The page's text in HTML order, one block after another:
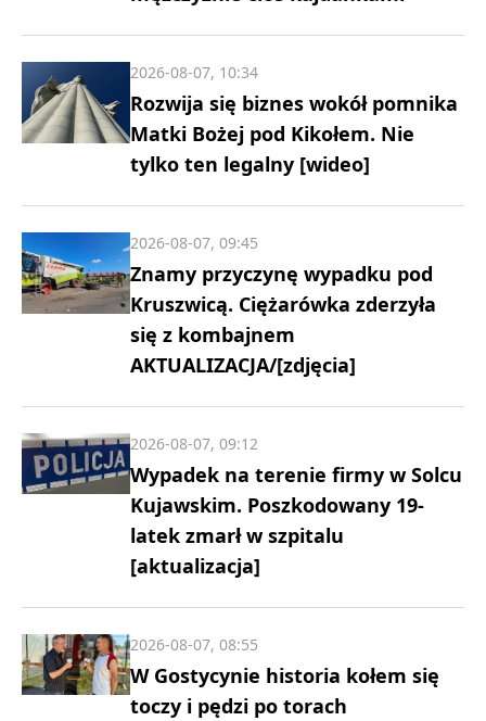
Rozwija się biznes wokół pomnika
Matki Bożej pod Kikołem. Nie
tylko ten legalny [wideo]
2026-08-07, 10:34
Znamy przyczynę wypadku pod
Kruszwicą. Ciężarówka zderzyła
się z kombajnem
AKTUALIZACJA/[zdjęcia]
2026-08-07, 09:45
Wypadek na terenie firmy w Solcu
Kujawskim. Poszkodowany 19-
latek zmarł w szpitalu
[aktualizacja]
2026-08-07, 09:12
W Gostycynie historia kołem się
toczy i pędzi po torach
2026-08-07, 08:55